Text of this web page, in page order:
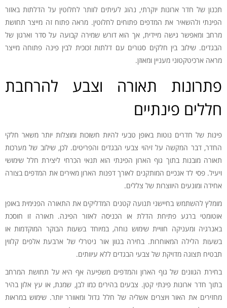
תכנון של חדר ארונות יוקרתי, נהוג לעיתים לוותר לחלוטין על הדלתות באזור
הפינתי ולהשאיר את המדפים פתוחים לחלוטין. מראה פתוח זה מייצר תחושת
מרחב ומאפשר גישה מיידית, אך הוא דורש שמירה קבועה על סדר וארגון של
הבגדים. שילוב בין חלקים סגורים עם דלתות זכוכית לבין פינה פתוחה מייצר
מראה ארכיטקטוני מעניין ומאוזן.
פתרונות תאורה וצבע להרחבת
חללים פינתיים
פינות של חדרים נוטות באופן טבעי להיות חשוכות ומוצלות יותר משאר חלקי
החדר, דבר המקשה על זיהוי צבעי הבגדים והפריטים. לכן, שילוב של מערכות
תאורה מובנות בתוך גוף הארון הפינתי הוא תנאי הכרחי ליצירת חלל שימושי
ויעיל. פסי לד אנכיים המותקנים לאורך דפנות הארון מאירים את המדפים בצורה
אחידה ומונעים היווצרות של צללים.
מומלץ להשתמש בחיישני תנועה קטנים המדליקים את התאורה הפנימית באופן
אוטומטי ברגע פתיחת הדלת או הכניסה לאזור הפינה. תאורה זו חוסכת
באנרגיה ומעניקה חוויית שימוש נוחה, במיוחד בשעות הבוקר המוקדמות או
בשעות הלילה המאוחרות. בחירה בגוון אור ניטרלי של ארבעת אלפים קלווין
תבטיח תצוגה מדויקת של צבעי הבגדים ללא עיוותים.
בחירת הגוונים של גוף הארון והמדפים משפיעה אף היא על תחושת המרחב
בתוך חדר ארונות פינתי קטן. צבעים בהירים כמו לבן, שמנת, או עץ אלון בהיר
מחזירים את האור ויוצרים אשליה של חלל גדול ומאוורר יותר. שימוש במראות